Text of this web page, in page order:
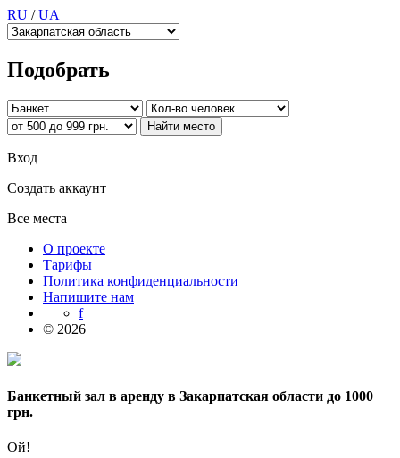
RU /UA
Подобрать
Вход
Создать аккаунт
Все места
О проекте
Тарифы
Политика конфиденциальности
Напишите нам
f
© 2026
Банкетный зал в аренду в Закарпатская области до 1000
грн.
Ой!